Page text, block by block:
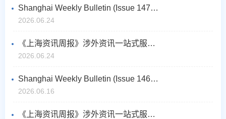
Shanghai Weekly Bulletin (Issue 147 No.4, June 2026)
2026.06.24
《上海资讯周报》涉外资讯一站式服务（2026年6月第4期，总第147期）
2026.06.24
Shanghai Weekly Bulletin (Issue 146 No.3, June 2026)
2026.06.16
《上海资讯周报》涉外资讯一站式服务（2026年6月第3期，总第146期）